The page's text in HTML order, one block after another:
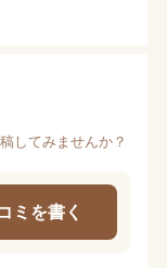
してみませんか？
ミを書く